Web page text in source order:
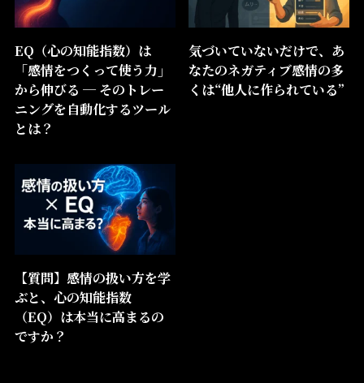
EQ（心の知能指数）は
「感情をつくって使う力」
から伸びる ─ そのトレー
ニングを自動化するツール
とは？
気づいていないだけで、あ
なたのネガティブ感情の多
くは“他人に作られている”
【質問】感情の扱い方を学
ぶと、心の知能指数
（EQ）は本当に高まるの
ですか？